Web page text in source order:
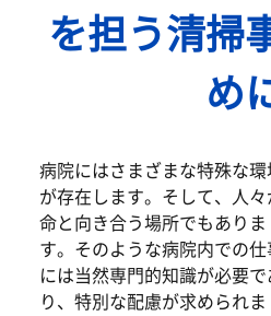
を担う清掃
め
病院にはさまざまな特殊な環
が存在します。そして、人々
命と向き合う場所でもありま
す。そのような病院内での仕
には当然専門的知識が必要で
り、特別な配慮が求められま